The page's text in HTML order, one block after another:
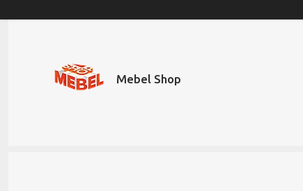
Mebel Shop